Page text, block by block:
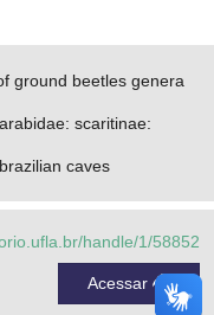
ground beetles genera
scaritinae:
caves
handle/1/58852
Acessar